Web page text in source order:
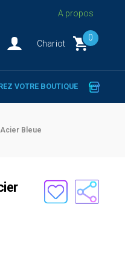
A propos
Chariot
0
VOTRE BOUTIQUE
Bleue